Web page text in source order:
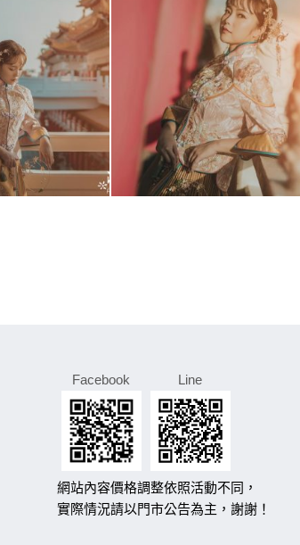
Facebook Line
網站內容價格調整依照活動不同，
實際情況請以門市公告為主，謝謝！